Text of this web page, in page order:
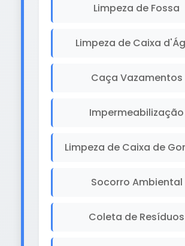
Limpeza de Fossa
Limpeza de Caixa
Caça Vazamentos
Impermeabilização
Limpeza de Caixa de
Socorro Ambiental
Coleta de Resíduos